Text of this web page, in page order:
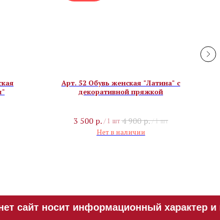
Арт. 52 Обувь женская "Латина" с
декоративной пряжкой
3 500 р. / 1 шт4 900р./1 шт
Нет в наличии
сайт носит информационный характер